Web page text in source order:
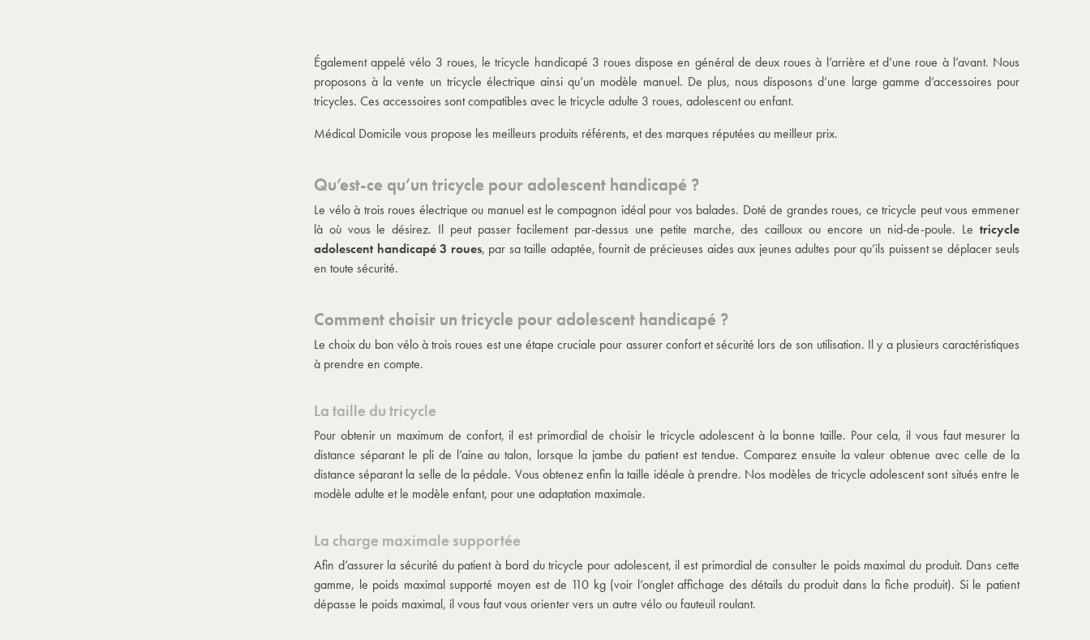
Également appelé vélo 3 roues, letricycle handicapé 3 roues dispose en général de deux roues à l’arrière et d’une roue à l’avant. Nous
proposons à la vente un tricycle électrique ainsi qu’un modèle manuel. De plus, nous disposons d’une large gamme d’accessoires pour
tricycles. Ces accessoires sont compatibles avec le tricycle adulte 3 roues, adolescent ou enfant.
Médical Domicile vous propose les meilleurs produits référents, et des marques réputées au meilleur prix.
Qu’est-ce qu’un tricycle pour adolescent handicapé ?
Le vélo à trois roues électrique ou manuel est le compagnon idéal pour vos balades. Doté de grandes roues, ce tricycle peut vous emmener
là où vous le désirez. Il peut passer facilement par-dessus une petite marche, des cailloux ou encore un nid-de-poule. Le tricycle
adolescent handicapé 3 roues, par sa taille adaptée, fournit de précieuses aides aux jeunes adultes pour qu’ils puissent se déplacer seuls
en toute sécurité.
Comment choisir un tricycle pour adolescent handicapé ?
Le choix du bon vélo à trois roues est une étape cruciale pour assurer confort et sécurité lors de son utilisation. Il y a plusieurs caractéristiques
à prendre en compte.
La taille du tricycle
Pour obtenir un maximum de confort, il est primordial de choisir le tricycle adolescent à la bonne taille. Pour cela, il vous faut mesurer la
distance séparant le pli de l’aine au talon, lorsque la jambe du patient est tendue. Comparez ensuite la valeur obtenue avec celle de la
distance séparant la selle de la pédale. Vous obtenez enfin la taille idéale à prendre. Nos modèles de tricycle adolescent sont situés entre le
modèle adulte et le modèle enfant, pour une adaptation maximale.
La charge maximale supportée
Afin d’assurer la sécurité du patient à bord du tricycle pour adolescent, il est primordial de consulter le poids maximal du produit. Dans cette
gamme, le poids maximal supporté moyen est de 110 kg (voir l’onglet affichage des détails du produit dans la fiche produit). Si le patient
dépasse le poids maximal, il vous faut vous orienter vers un autre vélo ou fauteuil roulant.